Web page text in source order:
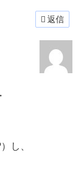
返信
し、